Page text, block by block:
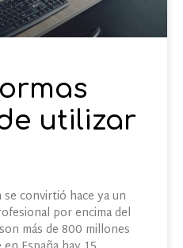
utilizar
convirtió hace ya un
por encima del
más de 800 millones